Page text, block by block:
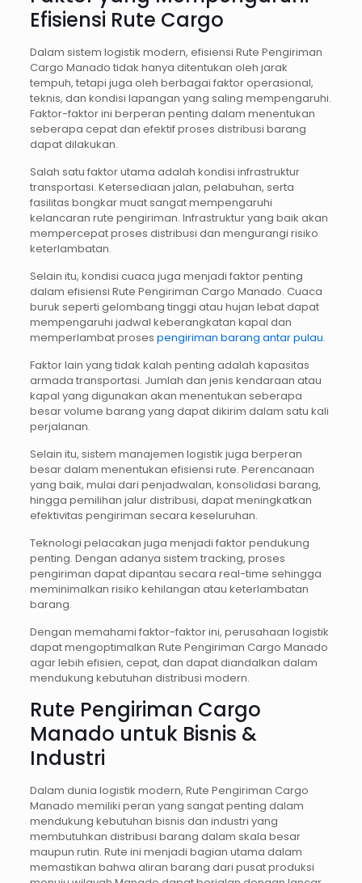
Efisiensi Rute Cargo
Dalam sistem logistik modern, efisiensi Rute Pengiriman
Cargo Manado tidak hanya ditentukan oleh jarak
tempuh, tetapi juga oleh berbagai faktor operasional,
teknis, dan kondisi lapangan yang saling mempengaruhi.
Faktor-faktor ini berperan penting dalam menentukan
seberapa cepat dan efektif proses distribusi barang
dapat dilakukan.
Salah satu faktor utama adalah kondisi infrastruktur
transportasi. Ketersediaan jalan, pelabuhan, serta
fasilitas bongkar muat sangat mempengaruhi
kelancaran rute pengiriman. Infrastruktur yang baik akan
mempercepat proses distribusi dan mengurangi risiko
keterlambatan.
Selain itu, kondisi cuaca juga menjadi faktor penting
dalam efisiensi Rute Pengiriman Cargo Manado. Cuaca
buruk seperti gelombang tinggi atau hujan lebat dapat
mempengaruhi jadwal keberangkatan kapal dan
memperlambat proses pengiriman barang antar pulau.
Faktor lain yang tidak kalah penting adalah kapasitas
armada transportasi. Jumlah dan jenis kendaraan atau
kapal yang digunakan akan menentukan seberapa
besar volume barang yang dapat dikirim dalam satu kali
perjalanan.
Selain itu, sistem manajemen logistik juga berperan
besar dalam menentukan efisiensi rute. Perencanaan
yang baik, mulai dari penjadwalan, konsolidasi barang,
hingga pemilihan jalur distribusi, dapat meningkatkan
efektivitas pengiriman secara keseluruhan.
Teknologi pelacakan juga menjadi faktor pendukung
penting. Dengan adanya sistem tracking, proses
pengiriman dapat dipantau secara real-time sehingga
meminimalkan risiko kehilangan atau keterlambatan
barang.
Dengan memahami faktor-faktor ini, perusahaan logistik
dapat mengoptimalkan Rute Pengiriman Cargo Manado
agar lebih efisien, cepat, dan dapat diandalkan dalam
mendukung kebutuhan distribusi modern.
Rute Pengiriman Cargo
Manado untuk Bisnis &
Industri
Dalam dunia logistik modern, Rute Pengiriman Cargo
Manado memiliki peran yang sangat penting dalam
mendukung kebutuhan bisnis dan industri yang
membutuhkan distribusi barang dalam skala besar
maupun rutin. Rute ini menjadi bagian utama dalam
memastikan bahwa aliran barang dari pusat produksi